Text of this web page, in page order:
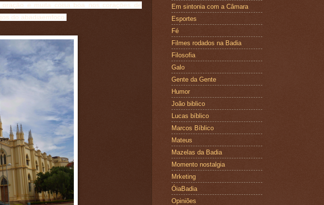
e muita coisa boa nos corações de
do abadiaemfoco.
Em sintonia com a Câmara
Esportes
Fé
Filmes rodados na Badia
Filosofia
Galo
Gente da Gente
Humor
João biblico
Lucas bíblico
Marcos Bíblico
Mateus
Mazelas da Badia
Momento nostalgia
Mrketing
ÓiaBadia
Opiniões